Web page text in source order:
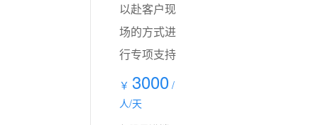
以赴客户现
场的方式进
行专项支持
￥ 3000 /
人/天